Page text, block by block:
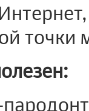
точки